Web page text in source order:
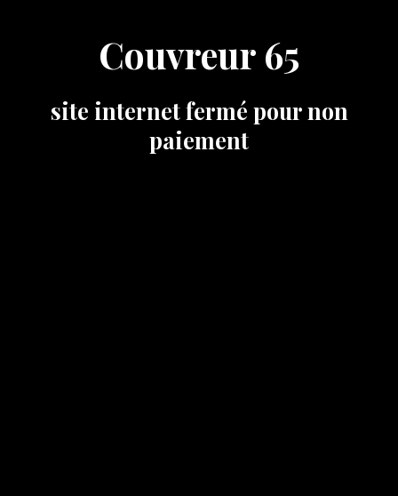
Couvreur 65
site internet fermé pour non
paiement